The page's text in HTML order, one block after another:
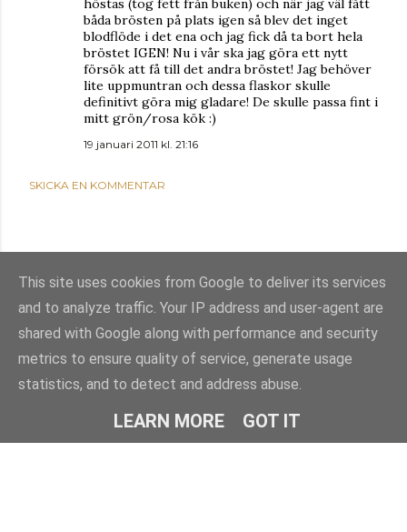
höstas (tog fett från buken) och när jag väl fått
båda brösten på plats igen så blev det inget
blodflöde i det ena och jag fick då ta bort hela
bröstet IGEN! Nu i vår ska jag göra ett nytt
försök att få till det andra bröstet! Jag behöver
lite uppmuntran och dessa flaskor skulle
definitivt göra mig gladare! De skulle passa fint i
mitt grön/rosa kök :)
19 januari 2011 kl. 21:16
SKICKA EN KOMMENTAR
Använder Blogger
This site uses cookies from Google to deliver its services
and to analyze traffic. Your IP address and user-agent are
shared with Google along with performance and security
metrics to ensure quality of service, generate usage
statistics, and to detect and address abuse.
LEARN MORE GOT IT